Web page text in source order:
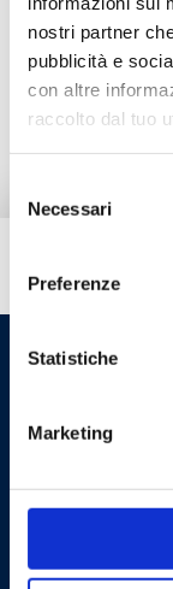
nostri partner
pubblicità e
con altre
raccolto dal tuo
delNecessari
Preferenze
Statistiche
Marketing